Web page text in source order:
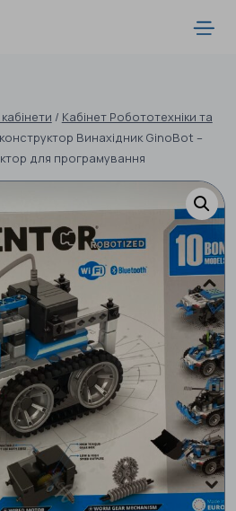
/ Кабінет Робототехніки та
Винахідник GinoBot –
для програмування